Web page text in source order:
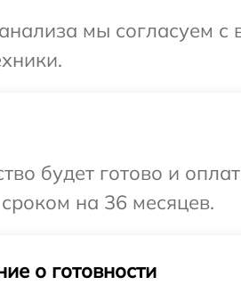
мы согласуем
будет готово и
на 36 месяцев.
о готовности